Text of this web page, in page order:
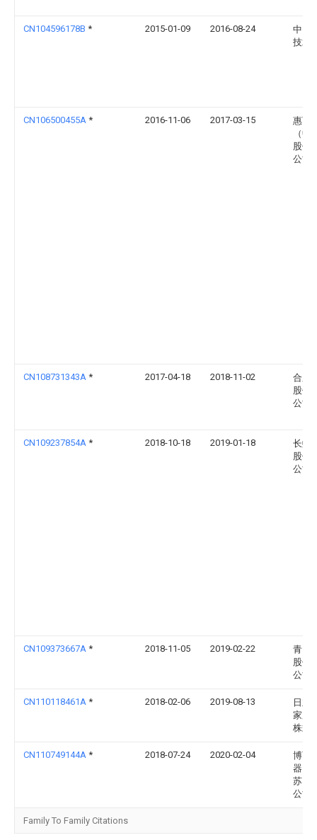
CN104596178B * 2015-01-09 2016-08-24
中国
技术
CN106500455A * 2016-11-06 2017-03-15
惠而
（中
股份
公司
CN108731343A * 2017-04-18 2018-11-02
合肥
股份
公司
CN109237854A * 2018-10-18 2019-01-18
长虹
股份
公司
CN109373667A * 2018-11-05 2019-02-22
青岛
股份
公司
CN110118461A * 2018-02-06 2019-08-13
日立
家用
株式
CN110749144A * 2018-07-24 2020-02-04
博西
器（
苏）
公司
Family To Family Citations